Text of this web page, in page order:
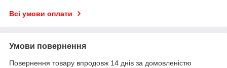
Всі умови оплати
Умови повернення
Повернення товару впродовж 14 днів за домовленістю